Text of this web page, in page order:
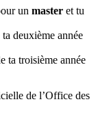
un master et tu
deuxième année
ta troisième année
de l’Office des